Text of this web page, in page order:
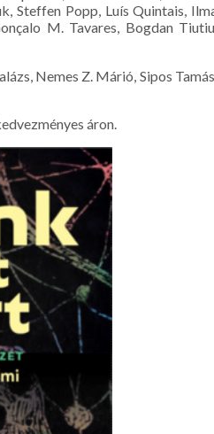
Steffen Popp, Luís Quintais,
M. Tavares, Bogdan
Nemes Z. Márió, Sipos
áron.